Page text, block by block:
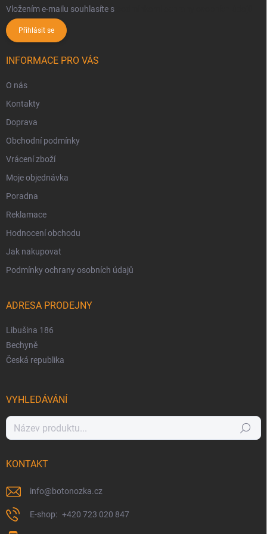
Vložením e-mailu souhlasíte s
Přihlásit se
INFORMACE PRO VÁS
O nás
Kontakty
Doprava
Obchodní podmínky
Vrácení zboží
Moje objednávka
Poradna
Reklamace
Hodnocení obchodu
Jak nakupovat
Podmínky ochrany osobních údajů
ADRESA PRODEJNY
Libušina 186
Bechyně
Česká republika
VYHLEDÁVÁNÍ
Hledat
KONTAKT
info@botonozka.cz
+420 723 020 847